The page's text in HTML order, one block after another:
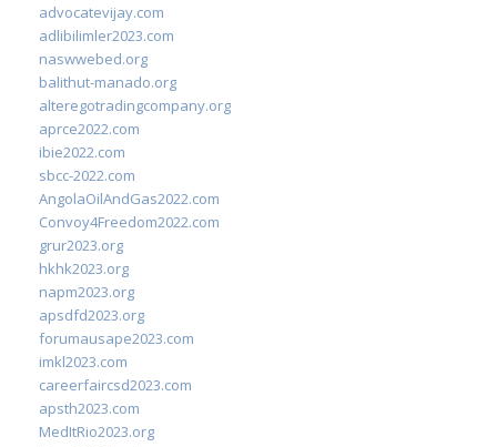
advocatevijay.com
adlibilimler2023.com
naswwebed.org
balithut-manado.org
alteregotradingcompany.org
aprce2022.com
ibie2022.com
sbcc-2022.com
AngolaOilAndGas2022.com
Convoy4Freedom2022.com
grur2023.org
hkhk2023.org
napm2023.org
apsdfd2023.org
forumausape2023.com
imkl2023.com
careerfaircsd2023.com
apsth2023.com
MedItRio2023.org